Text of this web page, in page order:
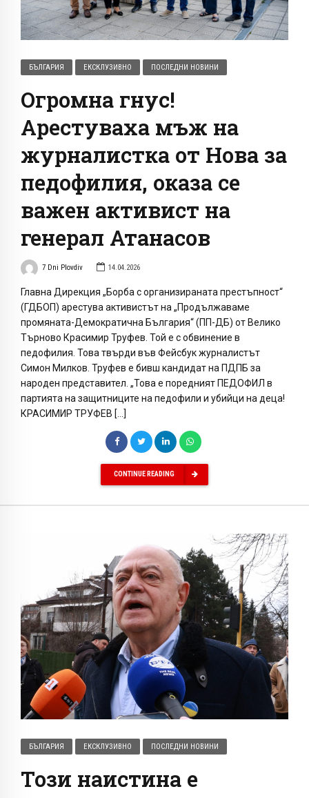
БЪЛГАРИЯ ЕКСКЛУЗИВНО ПОСЛЕДНИ НОВИНИ
Огромна гнус!
Арестуваха мъж на
журналистка от Нова за
педофилия, оказа се
важен активист на
генерал Атанасов
7 Dni Plovdiv 14.04.2026
Главна Дирекция „Борба с организираната престъпност“
(ГДБОП) арестува активистът на „Продължаваме
промяната-Демократична България“ (ПП-ДБ) от Велико
Търново Красимир Труфев. Той е с обвинение в
педофилия. Това твърди във Фейсбук журналистът
Симон Милков. Труфев е бивш кандидат на ПДПБ за
народен представител. „Това е поредният ПЕДОФИЛ в
партията на защитниците на педофили и убийци на деца!
КРАСИМИР ТРУФЕВ […]
CONTINUE READING
БЪЛГАРИЯ ЕКСКЛУЗИВНО ПОСЛЕДНИ НОВИНИ
Този наистина е